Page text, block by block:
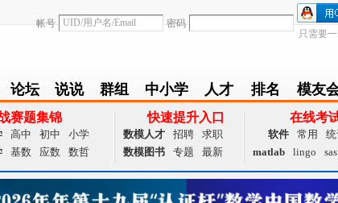
帐号
密码
只需要
论坛
BBS
说说
Follow
群组
group
中小学
zxx
人才
achieve
排名
Ranklist
模友
Club
赛题集锦
高中 初中
小学
基数 应数 数哲
快速提升入口
数模人才 招聘
求职
数模图书
专题 最新
在线考
软件 常用
matlab
lingo sas